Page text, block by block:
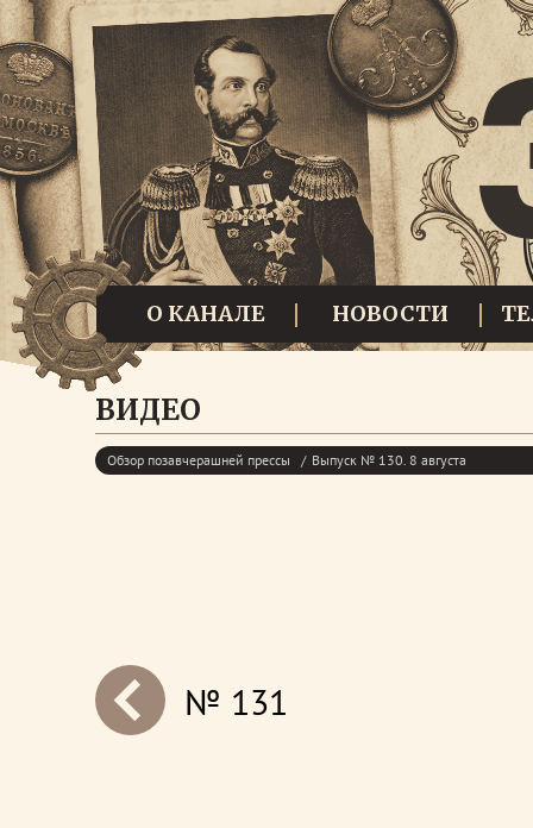
О КАНАЛЕ НОВОСТИ
ВИДЕО
Обзор позавчерашней прессы Выпуск № 130. 8 августа
next№ 131